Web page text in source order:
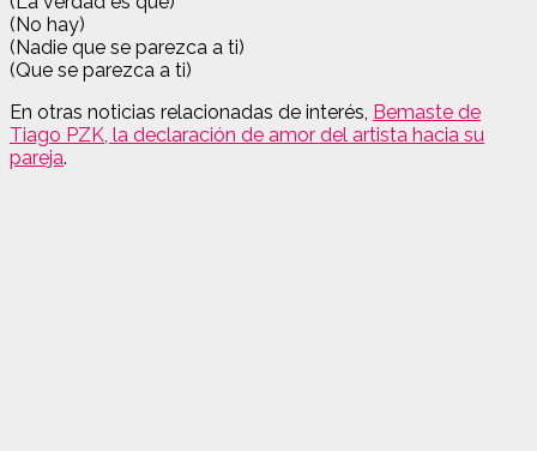
(No hay)
(Nadie que se parezca a ti)
(Que se parezca a ti)
En otras noticias relacionadas de interés, Bemaste de
Tiago PZK, la declaración de amor del artista hacia su
pareja.